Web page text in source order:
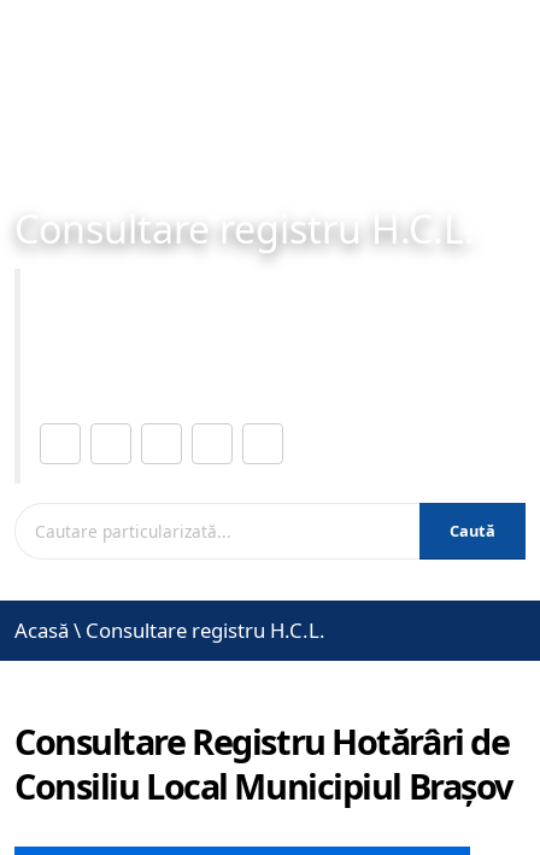
Consultare registru H.C.L.
Caută
Acasă \ Consultare registru H.C.L.
Consultare Registru Hotărâri de
Consiliu Local Municipiul Brașov